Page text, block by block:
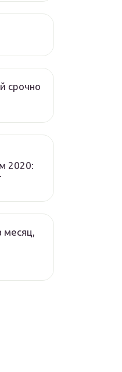
срочно
2020:
месяц,